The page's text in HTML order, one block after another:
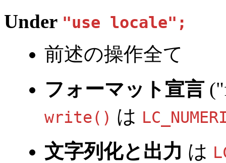
Under "use locale";
前述の操作全て
フォーマット宣言(
write() は
文字列化と出力 は